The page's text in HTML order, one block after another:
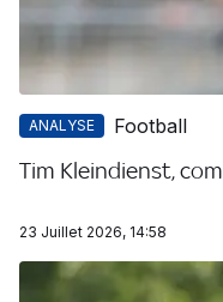
ANALYSE Football
Tim Kleindienst,
23 Juillet 2026, 14:58